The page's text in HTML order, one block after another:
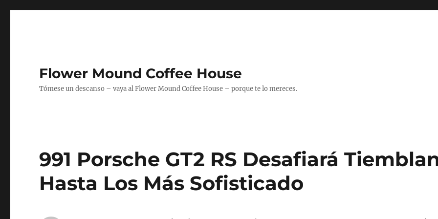
Flower Mound Coffee House
Tómese un descanso – vaya al Flower Mound Coffee House – porque te lo mereces.
991 Porsche GT2 RS Desafiará
Hasta Los Más Sofisticado